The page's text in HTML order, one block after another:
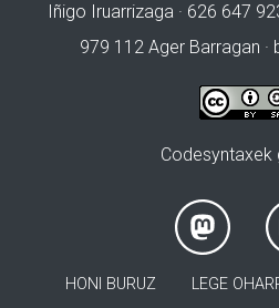
Iñigo Iruarrizaga · 626 647
979 112 Ager Barragan ·
Codesyntaxek
HONI BURUZ LEGE